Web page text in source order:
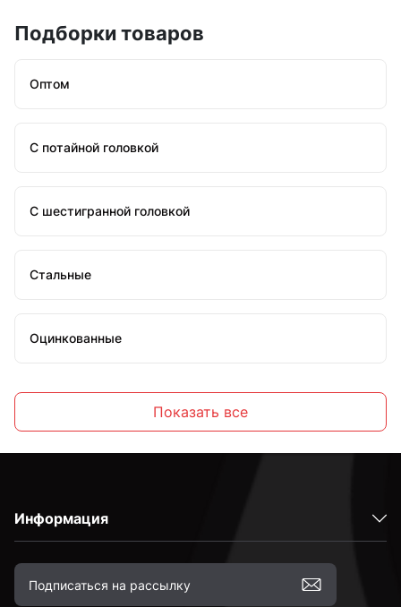
Подборки товаров
Оптом
С потайной головкой
С шестигранной головкой
Стальные
Оцинкованные
С неполной резьбой
к.п. 4,8
Показать все
Информация